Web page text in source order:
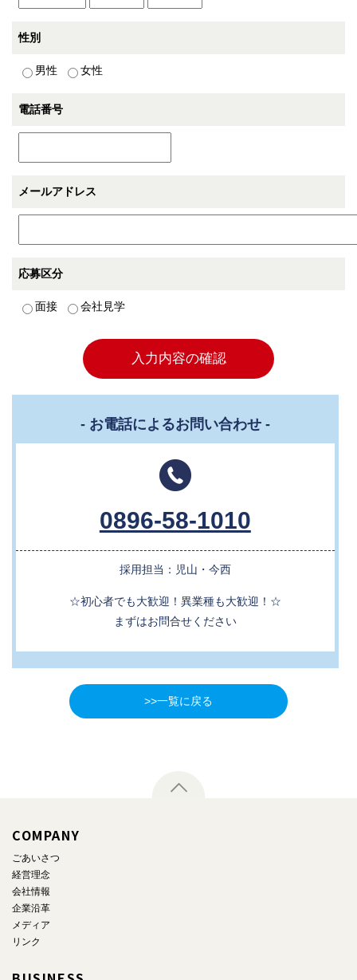
性別
男性 女性
電話番号
メールアドレス
応募区分
面接 会社見学
入力内容の確認
- お電話によるお問い合わせ -
0896-58-1010
採用担当：児山・今西
☆初心者でも大歓迎！異業種も大歓迎！☆
まずはお問合せください
>>一覧に戻る
COMPANY
ごあいさつ
経営理念
会社情報
企業沿革
メディア
リンク